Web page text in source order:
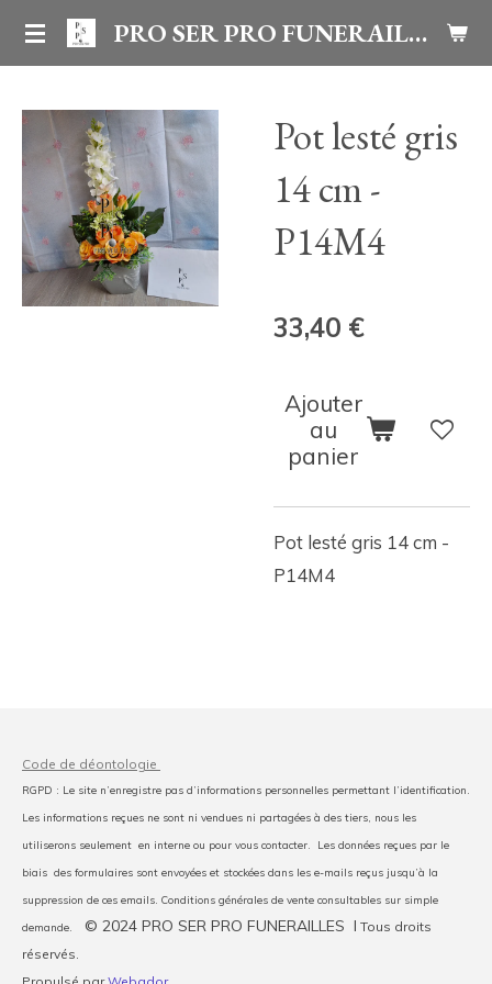
Passer
principal
PRO SER PRO FUNERAILLES
Pot lesté gris
14 cm -
P14M4
33,40 €
Ajouter
au
panier
Pot lesté gris 14 cm -
P14M4
Code de déontologie
RGPD : Le site n’enregistre pas d’informations personnelles permettant l’identification.
Les informations reçues ne sont ni vendues ni partagées à des tiers, nous les
utiliserons seulement en interne ou pour vous contacter. Les données reçues par le
biais des formulaires sont envoyées et stockées dans les e-mails reçus jusqu’à la
suppression de ces emails. Conditions générales de vente consultables sur simple
demande. © 2024 PRO SER PRO FUNERAILLES I Tous droits
réservés.